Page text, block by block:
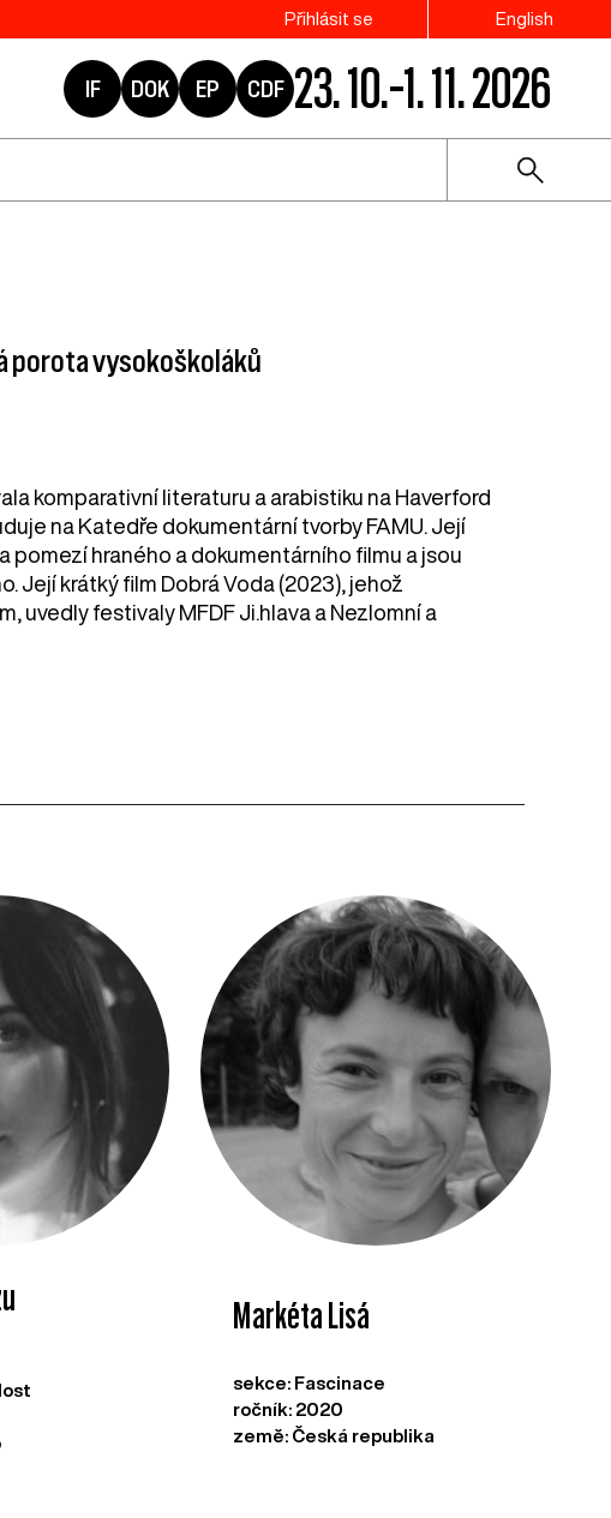
Přihlásit se English
IF DOK EP CDF 23. 10.–1. 11. 2026
porota vysokoškoláků
komparativní literaturu a arabistiku na Haverford
na Katedře dokumentární tvorby FAMU. Její
pomezí hraného a dokumentárního filmu a jsou
Její krátký film Dobrá Voda (2023), jehož
uvedly festivaly MFDF Ji.hlava a Nezlomní a
Markéta Lisá
sekce: Fascinace
ročník: 2020
země: Česká republika